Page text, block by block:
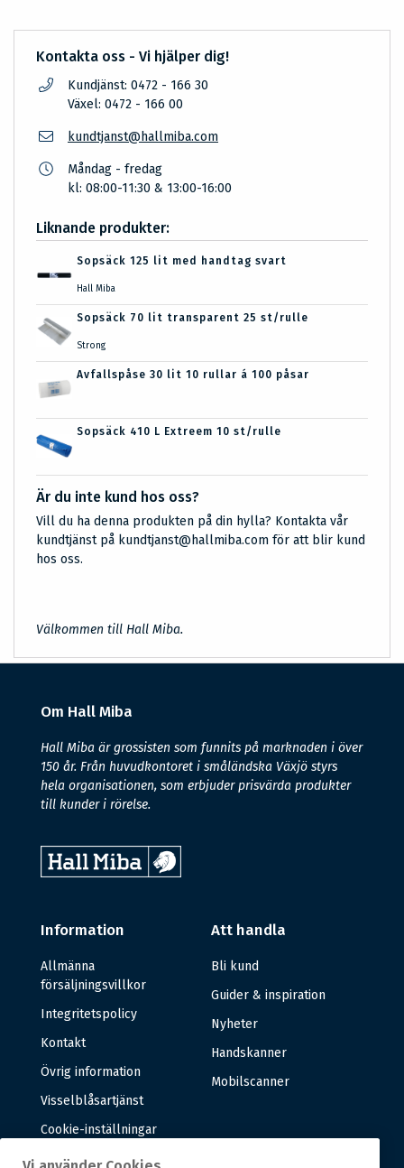
Kontakta oss - Vi hjälper dig!
Kundjänst: 0472 - 166 30
Växel: 0472 - 166 00
kundtjanst@hallmiba.com
Måndag - fredag
kl: 08:00-11:30 & 13:00-16:00
Liknande produkter:
Sopsäck 125 lit med handtag svart
Hall Miba
Sopsäck 70 lit transparent 25 st/rulle
Strong
Avfallspåse 30 lit 10 rullar á 100 påsar
Sopsäck 410 L Extreem 10 st/rulle
Är du inte kund hos oss?
Vill du ha denna produkten på din hylla? Kontakta vår
kundtjänst på kundtjanst@hallmiba.com för att blir kund
hos oss.
Välkommen till Hall Miba.
Om Hall Miba
Hall Miba är grossisten som funnits på marknaden i över
150 år. Från huvudkontoret i småländska Växjö styrs
hela organisationen, som erbjuder prisvärda produkter
till kunder i rörelse.
Information
Allmänna
försäljningsvillkor
Integritetspolicy
Kontakt
Övrig information
Visselblåsartjänst
Cookie-inställningar
Att handla
Bli kund
Guider & inspiration
Nyheter
Handskanner
Mobilscanner